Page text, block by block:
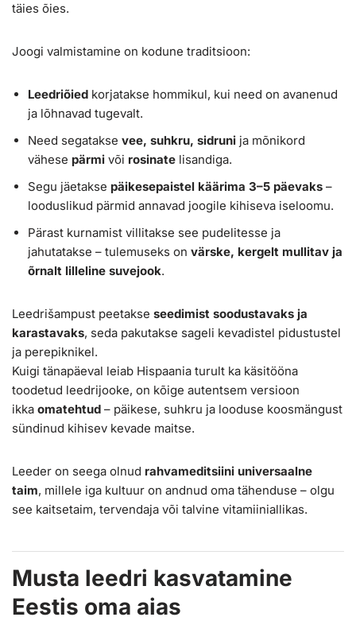
täies õies.
Joogi valmistamine on kodune traditsioon:
Leedriõied korjatakse hommikul, kui need on avanenud
ja lõhnavad tugevalt.
Need segatakse vee, suhkru, sidruni ja mõnikord
vähese pärmi või rosinate lisandiga.
Segu jäetakse päikesepaistel käärima 3–5 päevaks –
looduslikud pärmid annavad joogile kihiseva iseloomu.
Pärast kurnamist villitakse see pudelitesse ja
jahutatakse – tulemuseks on värske, kergelt mullitav ja
õrnalt lilleline suvejook.
Leedrišampust peetakse seedimist soodustavaks ja
karastavaks, seda pakutakse sageli kevadistel pidustustel
ja perepiknikel.
Kuigi tänapäeval leiab Hispaania turult ka käsitööna
toodetud leedrijooke, on kõige autentsem versioon
ikka omatehtud – päikese, suhkru ja looduse koosmängust
sündinud kihisev kevade maitse.
Leeder on seega olnud rahvameditsiini universaalne
taim, millele iga kultuur on andnud oma tähenduse – olgu
see kaitsetaim, tervendaja või talvine vitamiiniallikas.
Musta leedri kasvatamine
Eestis oma aias